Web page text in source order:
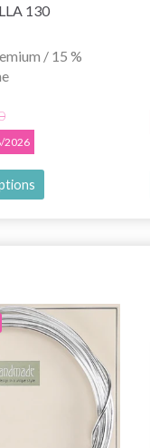
130
/ 15 %
2026